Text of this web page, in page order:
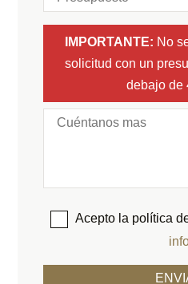
IMPORTANTE: No
solicitud con un
debajo de
Acepto la política